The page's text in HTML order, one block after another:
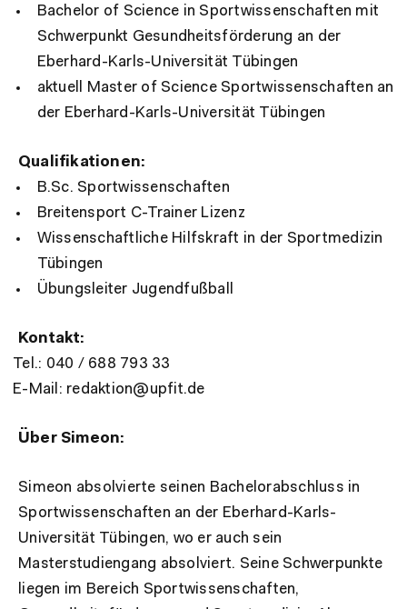
Bachelor of Science in Sportwissenschaften mit
Schwerpunkt Gesundheitsförderung an der
Eberhard-Karls-Universität Tübingen
aktuell Master of Science Sportwissenschaften an
der Eberhard-Karls-Universität Tübingen
Qualifikationen:
B.Sc. Sportwissenschaften
Breitensport C-Trainer Lizenz
Wissenschaftliche Hilfskraft in der Sportmedizin
Tübingen
Übungsleiter Jugendfußball
Kontakt:
Tel.: 040 / 688 793 33
E-Mail: redaktion@upfit.de
Über Simeon:
Simeon absolvierte seinen Bachelorabschluss in
Sportwissenschaften an der Eberhard-Karls-
Universität Tübingen, wo er auch sein
Masterstudiengang absolviert. Seine Schwerpunkte
liegen im Bereich Sportwissenschaften,